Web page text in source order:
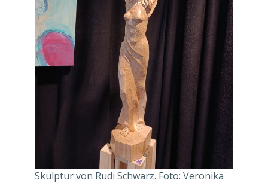
Skulptur von Rudi Schwarz. Foto: Veronika